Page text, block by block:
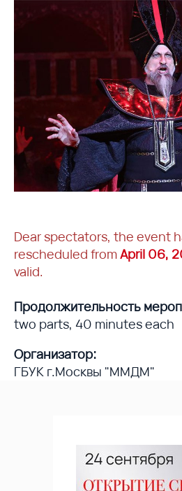
Dear spectators, the event
rescheduled fromApril 06,
valid.
Продолжительность
two parts, 40 minutes each
Организатор:
ГБУК г.Москвы "ММДМ"